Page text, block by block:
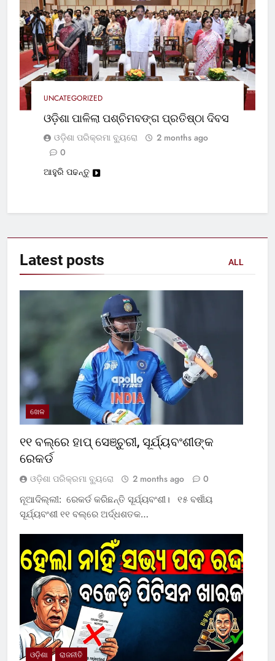
UNCATEGORIZED
ଓଡ଼ିଶା ପାଳିଲା ପଶ୍ଚିମବଙ୍ଗ ପ୍ରତିଷ୍ଠା ଦିବସ
ଓଡ଼ିଶା ପରିକ୍ରମା ବ୍ୟୁରୋ
2 months ago
0
ଆହୁରି ପଢନ୍ତୁ
Latest posts ALL
ଖେଳ
୧୧ ବଲ୍‌ରେ ହାପ୍ ସେଞ୍ଚୁରୀ, ସୂର୍ଯ୍ୟବଂଶୀଙ୍କ
ରେକର୍ଡ
ଓଡ଼ିଶା ପରିକ୍ରମା ବ୍ୟୁରୋ 2 months ago 0
ନୂଆଦିଲ୍ଲୀ: ରେକର୍ଡ କରିଛନ୍ତି ସୂର୍ଯ୍ୟବଂଶୀ। ୧୫ ବର୍ଷୀୟ
ସୂର୍ଯ୍ୟବଂଶୀ ୧୧ ବଲ୍‌ରେ ଅର୍ଦ୍ଧଶତକ…
ଓଡ଼ିଶା ରାଜନୀତି